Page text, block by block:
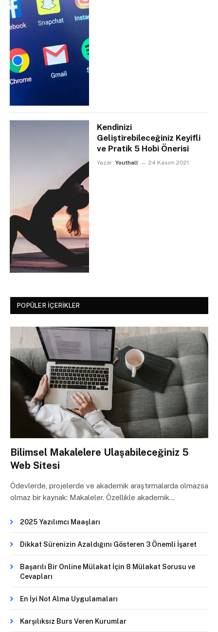
Kendinizi
Geliştirebileceğiniz Keyifli
ve Pratik 5 Hobi Önerisi
Yazar: Youthall 24 Kasım 2021
POPÜLER İÇERIKLER
Bilimsel Makalelere Ulaşabileceğiniz 5
Web Sitesi
Ödevlerde, projelerde ve akademik araştırmalarda olmazsa
olmaz bir kaynak: Makaleler. Özellikle akademik…
2025 Yazılımcı Maaşları
Dikkat Sürenizin Azaldığını Gösteren 3 Önemli İşaret
Başarılı Bir Online Mülakat İçin 8 Mülakat Sorusu ve
Cevapları
En İyi Not Alma Uygulamaları
Karşılıksız Burs Veren Kurumlar